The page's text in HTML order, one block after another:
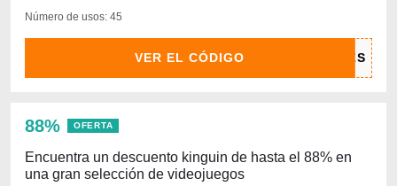
Número de usos: 45
VER EL CÓDIGO
88% OFERTA
Encuentra un descuento kinguin de hasta el 88% en
una gran selección de videojuegos